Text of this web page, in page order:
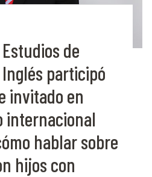
de
Inglés participó
invitado en
internacional
hablar sobre
hijos con